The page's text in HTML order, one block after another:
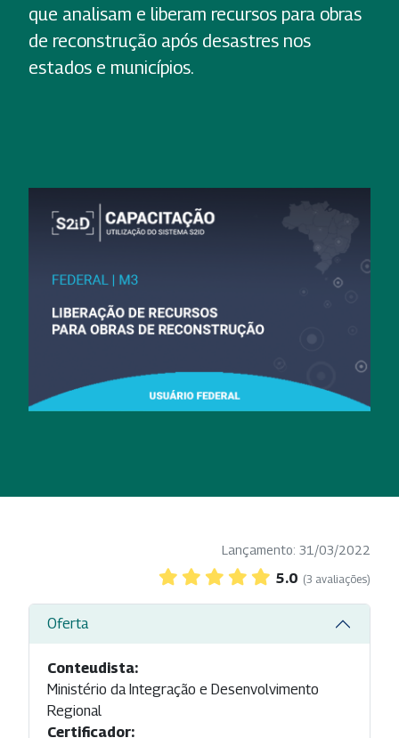
que analisam e liberam recursos para obras
de reconstrução após desastres nos
estados e municípios.
Lançamento: 31/03/2022
5.0 (3 avaliações)
Oferta
Conteudista:
Ministério da Integração e Desenvolvimento
Regional
Certificador: